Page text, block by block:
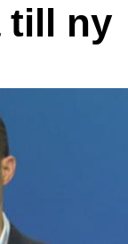
till ny